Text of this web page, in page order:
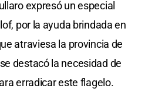
expresó un especial
por la ayuda brindada en
atraviesa la provincia de
destacó la necesidad de
erradicar este flagelo.